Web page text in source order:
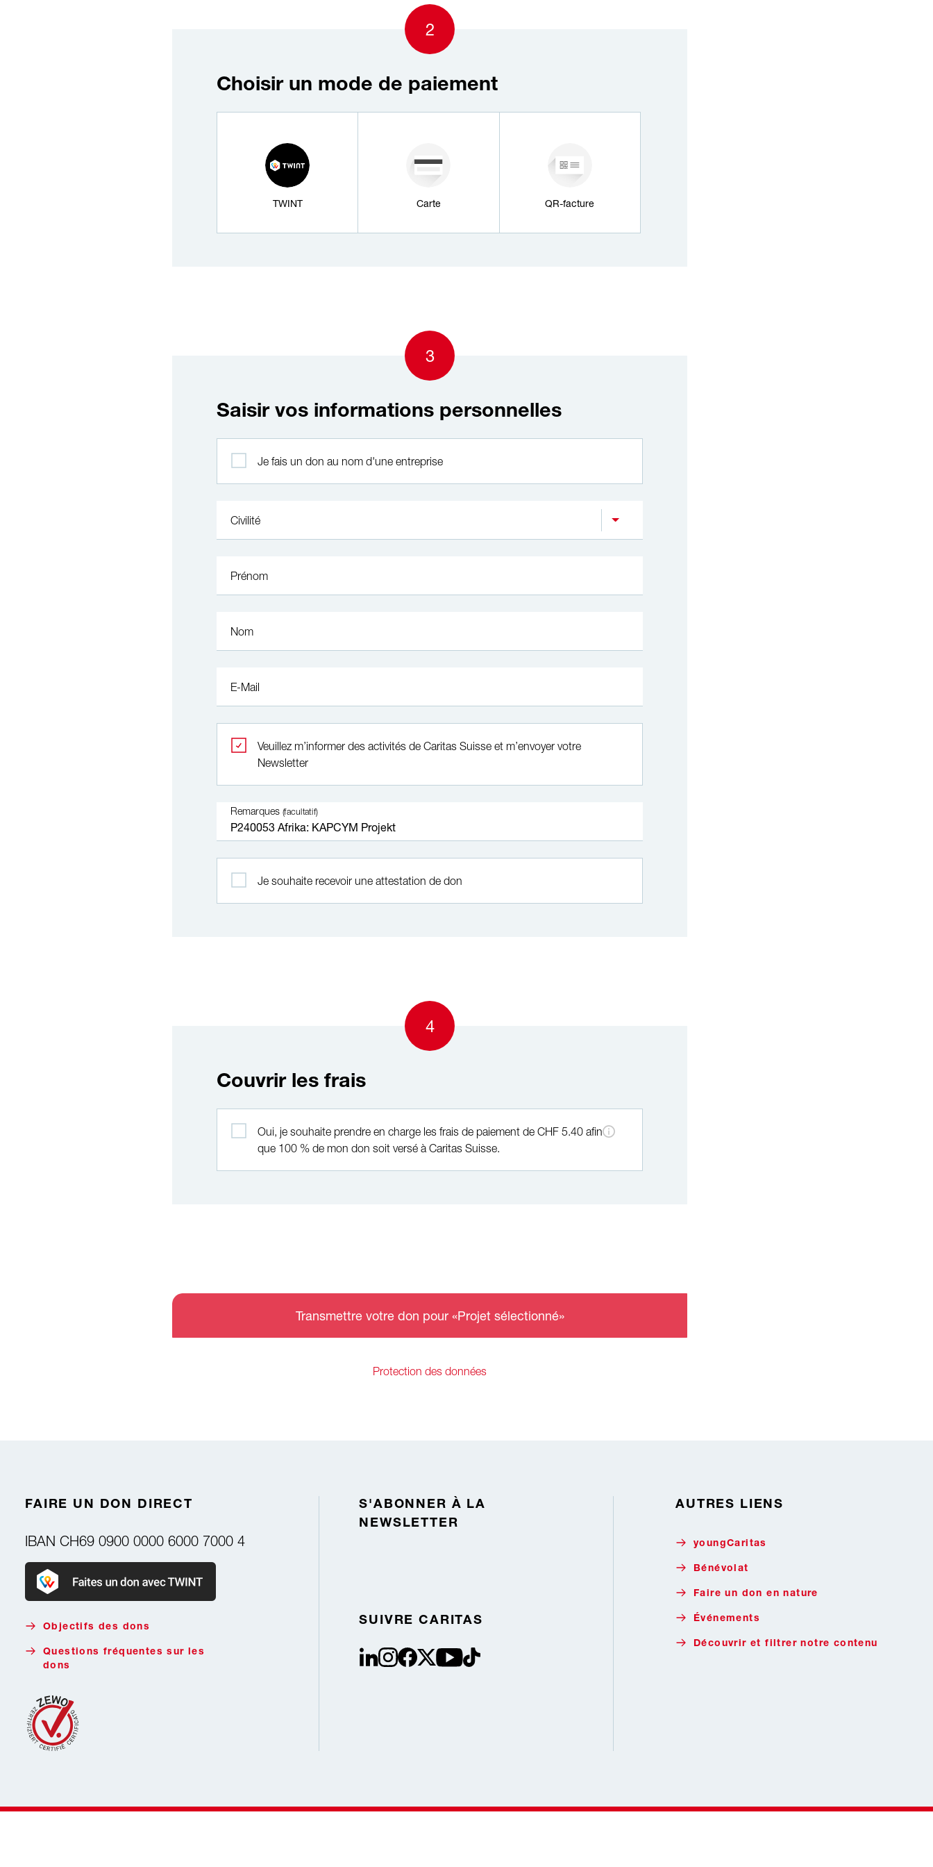
2
Choisir un mode de paiement
TWINT Carte QR-facture
3
Saisir vos informations personnelles
Je fais un don au nom d'une entreprise
Civilité
Prénom
Nom
E-Mail
Veuillez m’informer des activités de Caritas Suisse et m’envoyer votre
Newsletter
Remarques (facultatif)
Je souhaite recevoir une attestation de don
4
Couvrir les frais
Oui, je souhaite prendre en charge les frais de paiement de CHF 5.40 afin
que 100 % de mon don soit versé à Caritas Suisse.
Transmettre votre don pour «Projet sélectionné»
Protection des données
FAIRE UN DON DIRECT
IBAN CH69 0900 0000 6000 7000 4
Faire un don avec Twint
Objectifs des dons
Questions fréquentes sur les
dons
S'ABONNER À LA
NEWSLETTER
SUIVRE CARITAS
linkedininstagram
facebookTwitter / X
youtube
tiktok
AUTRES LIENS
youngCaritas
Bénévolat
Faire un don en nature
Événements
Découvrir et filtrer notre contenu